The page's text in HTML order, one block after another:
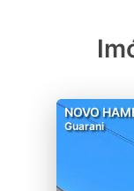
NOVO
Guarani